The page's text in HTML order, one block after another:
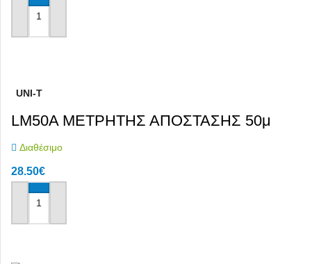
Αγόρασε το
UNI-T
LM50A ΜΕΤΡΗΤΗΣ ΑΠΟΣΤΑΣΗΣ 50μ
Διαθέσιμο
28.50€
Αγόρασε το